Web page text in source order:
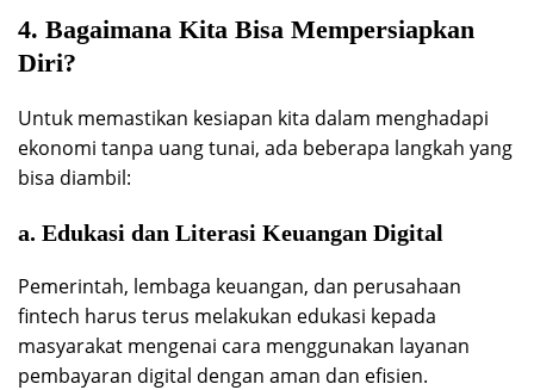
4. Bagaimana Kita Bisa Mempersiapkan
Diri?
Untuk memastikan kesiapan kita dalam menghadapi
ekonomi tanpa uang tunai, ada beberapa langkah yang
bisa diambil:
a. Edukasi dan Literasi Keuangan Digital
Pemerintah, lembaga keuangan, dan perusahaan
fintech harus terus melakukan edukasi kepada
masyarakat mengenai cara menggunakan layanan
pembayaran digital dengan aman dan efisien.